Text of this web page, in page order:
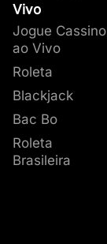
Vivo
Jogue Cassino
ao Vivo
Roleta
Blackjack
Bac Bo
Roleta
Brasileira